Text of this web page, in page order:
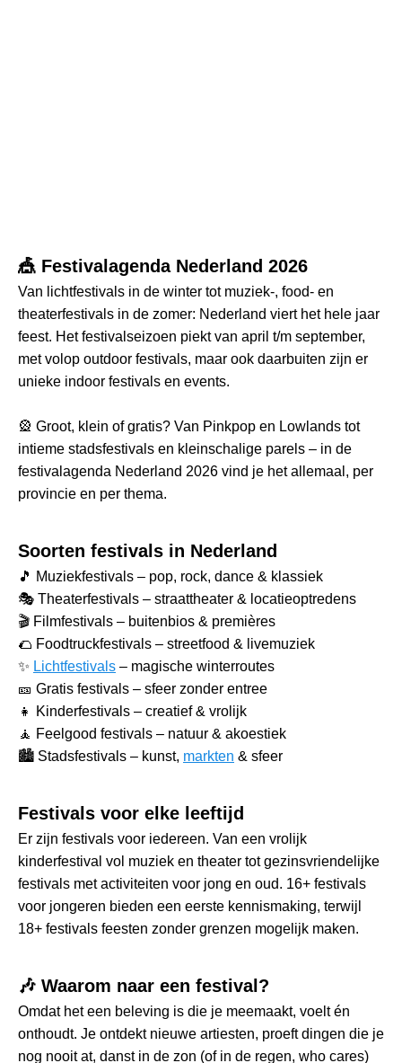
🎪 Festivalagenda Nederland 2026
Van lichtfestivals in de winter tot muziek-, food- en
theaterfestivals in de zomer: Nederland viert het hele jaar
feest. Het festivalseizoen piekt van april t/m september,
met volop outdoor festivals, maar ook daarbuiten zijn er
unieke indoor festivals en events.
🎡 Groot, klein of gratis? Van Pinkpop en Lowlands tot
intieme stadsfestivals en kleinschalige parels – in de
festivalagenda Nederland 2026 vind je het allemaal, per
provincie en per thema.
Soorten festivals in Nederland
🎵 Muziekfestivals – pop, rock, dance & klassiek
🎭 Theaterfestivals – straattheater & locatieoptredens
🎬 Filmfestivals – buitenbios & premières
🌮 Foodtruckfestivals – streetfood & livemuziek
✨ Lichtfestivals – magische winterroutes
🎫 Gratis festivals – sfeer zonder entree
👧 Kinderfestivals – creatief & vrolijk
🧘 Feelgood festivals – natuur & akoestiek
🏙️ Stadsfestivals – kunst, markten & sfeer
Festivals voor elke leeftijd
Er zijn festivals voor iedereen. Van een vrolijk
kinderfestival vol muziek en theater tot gezinsvriendelijke
festivals met activiteiten voor jong en oud. 16+ festivals
voor jongeren bieden een eerste kennismaking, terwijl
18+ festivals feesten zonder grenzen mogelijk maken.
🎶 Waarom naar een festival?
Omdat het een beleving is die je meemaakt, voelt én
onthoudt. Je ontdekt nieuwe artiesten, proeft dingen die je
nog nooit at, danst in de zon (of in de regen, who cares)